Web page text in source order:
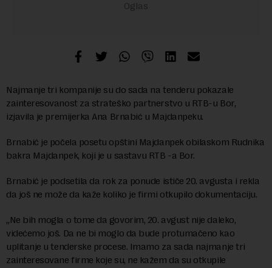
Najmanje tri kompanije su do sada na tenderu pokazale
zainteresovanost za strateško partnerstvo u RTB-u Bor,
izjavila je premijerka Ana Brnabić u Majdanpeku.
Brnabić je počela posetu opštini Majdanpek obilaskom Rudnika
bakra Majdanpek, koji je u sastavu RTB -a Bor.
Brnabić je podsetila da rok za ponude ističe 20. avgusta i rekla
da još ne može da kaže koliko je firmi otkupilo dokumentaciju.
„Ne bih mogla o tome da govorim, 20. avgust nije daleko,
videćemo još. Da ne bi moglo da bude protumačeno kao
uplitanje u tenderske procese. Imamo za sada najmanje tri
zainteresovane firme koje su, ne kažem da su otkupile